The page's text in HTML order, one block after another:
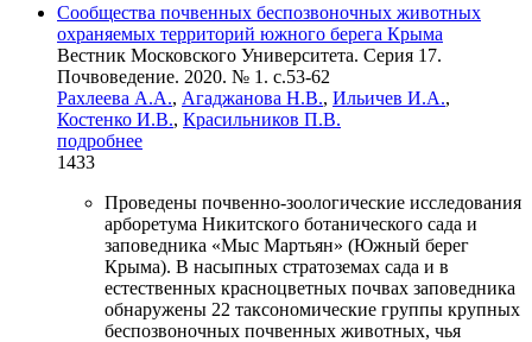
Сообщества почвенных беспозвоночных животных
охраняемых территорий южного берега Крыма
Вестник Московского Университета. Серия 17.
Почвоведение. 2020. № 1. c.53-62
Рахлеева А.А., Агаджанова Н.В., Ильичев И.А.,
Костенко И.В., Красильников П.В.
подробнее
1433
Проведены почвенно-зоологические исследования
арборетума Никитского ботанического сада и
заповедника «Мыс Мартьян» (Южный берег
Крыма). В насыпных стратоземах сада и в
естественных красноцветных почвах заповедника
обнаружены 22 таксономические группы крупных
беспозвоночных почвенных животных, чья